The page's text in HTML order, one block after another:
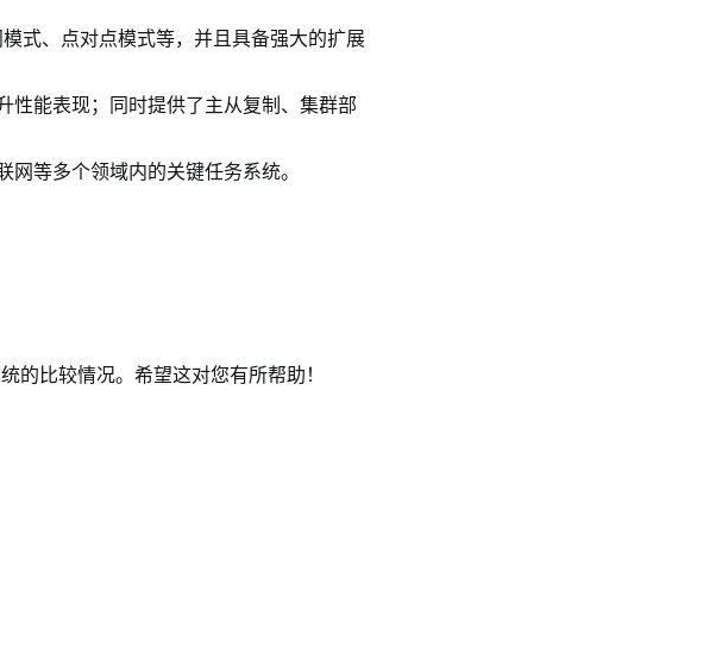
式、点对点模式等，并且具备强大的扩展
性能表现；同时提供了主从复制、集群部
等多个领域内的关键任务系统。
的比较情况。希望这对您有所帮助！